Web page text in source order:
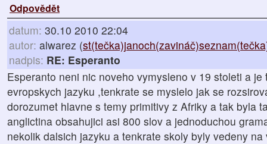
Odpovědět
datum: 30.10 2010 22:04
autor: alwarez (
nadpis: RE: Esperanto
Esperanto neni nic noveho vymysleno v 19 stoleti a
evropskych jazyku ,tenkrate se myslelo jak se
dorozumet hlavne s temy primitivy z Afriky a tak byla
anglictina obsahujici asi 800 slov a jednoduchou
nekolik dalsich jazyku a tenkrate skoly byly vedeny